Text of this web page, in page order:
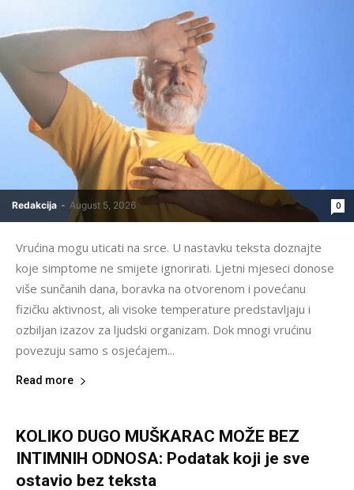
Redakcija - August 5, 2026 0
Vrućina mogu uticati na srce. U nastavku teksta doznajte
koje simptome ne smijete ignorirati. Ljetni mjeseci donose
više sunčanih dana, boravka na otvorenom i povećanu
fizičku aktivnost, ali visoke temperature predstavljaju i
ozbiljan izazov za ljudski organizam. Dok mnogi vrućinu
povezuju samo s osjećajem...
Read more
KOLIKO DUGO MUŠKARAC MOŽE BEZ
INTIMNIH ODNOSA: Podatak koji je sve
ostavio bez teksta